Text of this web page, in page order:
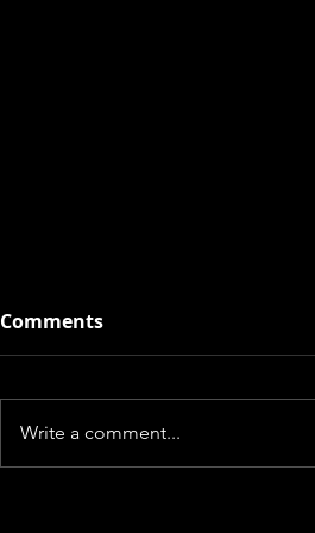
两年、光锥和钝角
回想起来，好像自己快几年没写点
说，一个人写日记的习惯能让他时
刻保持一颗追求挑战的心。还能励
Comments
Write a comment...